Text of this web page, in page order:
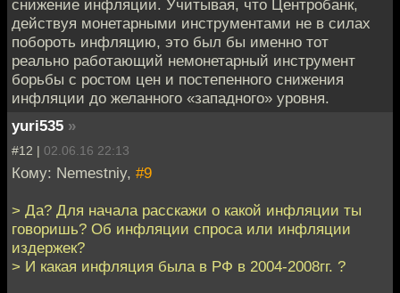
снижение инфляции. Учитывая, что Центробанк,
действуя монетарными инструментами не в силах
побороть инфляцию, это был бы именно тот
реально работающий немонетарный инструмент
борьбы с ростом цен и постепенного снижения
инфляции до желанного «западного» уровня.
yuri535 »
#12 | 02.06.16 22:13
Кому: Nemestniy, #9
> Да? Для начала расскажи о какой инфляции ты
говоришь? Об инфляции спроса или инфляции
издержек?
> И какая инфляция была в РФ в 2004-2008гг. ?